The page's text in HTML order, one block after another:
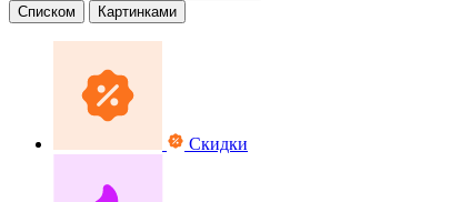
Списком
Картинками
Скидки